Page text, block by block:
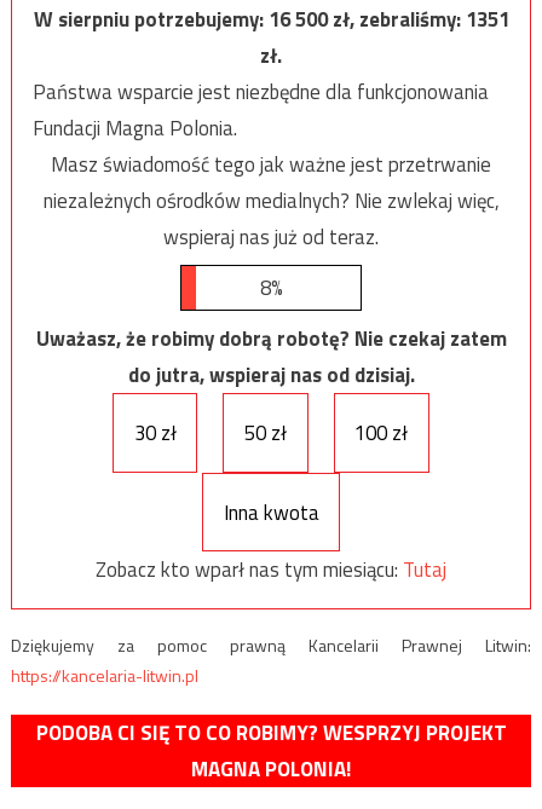
W sierpniu potrzebujemy:16 500zł, zebraliśmy:1351
zł.
Państwa wsparcie jest niezbędne dla funkcjonowania
Fundacji Magna Polonia.
Masz świadomość tego jak ważne jest przetrwanie
niezależnych ośrodków medialnych? Nie zwlekaj więc,
wspieraj nas już od teraz.
8%
Uważasz, że robimy dobrą robotę? Nie czekaj zatem
do jutra, wspieraj nas od dzisiaj.
30 zł
50 zł 100 zł
Inna kwota
Zobacz kto wparł nas tym miesiącu: Tutaj
Dziękujemy za pomoc prawną Kancelarii Prawnej Litwin:
https://kancelaria-litwin.pl
PODOBA CI SIĘ TO CO ROBIMY? WESPRZYJ PROJEKT
MAGNA POLONIA!